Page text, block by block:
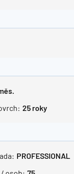
25 roky
PROFESSIONAL